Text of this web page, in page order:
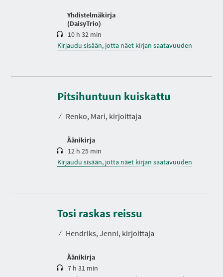
Yhdistelmäkirja
(DaisyTrio)
10 h 32 min
Kirjaudu sisään, jotta näet kirjan saatavuuden
Pitsihuntuun kuiskattu
⁄ Renko, Mari, kirjoittaja
Äänikirja
K
s
t
12 h 25 min
Kirjaudu sisään, jotta näet kirjan saatavuuden
Tosi raskas reissu
⁄ Hendriks, Jenni, kirjoittaja
Äänikirja
K
s
t
7 h 31 min